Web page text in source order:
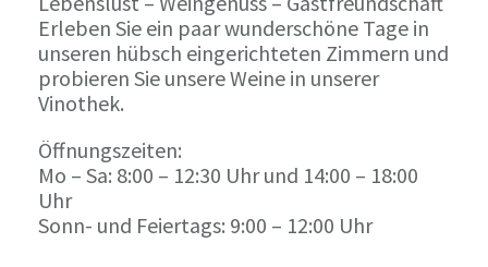
Erleben Sie ein paar wunderschöne Tage in
unseren hübsch eingerichteten Zimmern und
probieren Sie unsere Weine in unserer
Vinothek.
Öffnungszeiten:
Mo – Sa: 8:00 – 12:30 Uhr und 14:00 – 18:00
Uhr
Sonn- und Feiertags: 9:00 – 12:00 Uhr